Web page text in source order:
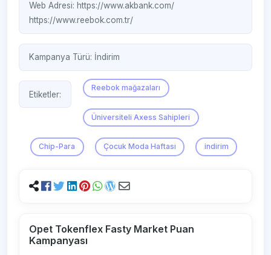
Web Adresi: https://www.akbank.com/
https://www.reebok.com.tr/
Kampanya Türü: İndirim
Etiketler:
Reebok mağazaları
Üniversiteli Axess Sahipleri
Chip-Para Çocuk Moda Haftası indirim
Opet Tokenflex Fasty Market Puan
Kampanyası